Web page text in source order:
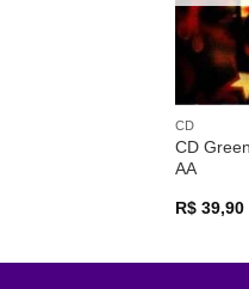
CD
CD
AA
R$39,90